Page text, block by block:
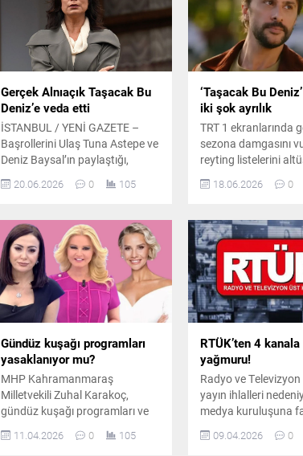
Gerçek Alnıaçık Taşacak Bu
Deniz’e veda etti
İSTANBUL / YENİ GAZETE –
Başrollerini Ulaş Tuna Astepe ve
Deniz Baysal’ın paylaştığı,
ettiren “Taşacak Bu Deniz”
hareketli günler yaşanıyor.
Çekimleri Trabzon’da
gerçekleştirilen ve iki düşman
ailenin mücadelesini konu alan
dizide, Eleni karakterinin
Atina’da yaşayan korumacı
üvey annesi, saygın doktor
“Melina Miryano”yu
canlandıran...
20.06.2026 0 105
‘Taşacak Bu
iki şok ayrılık
TRT 1 ekranlarında
sezona damgasını
reyting listelerini
yeni sezon öncesi
Karadeniz'in hırçın
geçen sürükleyici
izleyicileri ekrana
fenomen yapımdan
karakterin ayrıldığı
18.06.2026 0
Gündüz kuşağı programları
yasaklanıyor mu?
MHP Kahramanmaraş
Milletvekili Zuhal Karakoç,
gündüz kuşağı programları ve
haberlerde mahremiyet
ihlallerini önlemek amacıyla
11.04.2026 0 105
RTÜK’ten 4
yağmuru!
Radyo ve
yayın ihlalleri
medya kuruluşuna
oranlarda idari para
verdi. Kararlar, haber
09.04.2026 0